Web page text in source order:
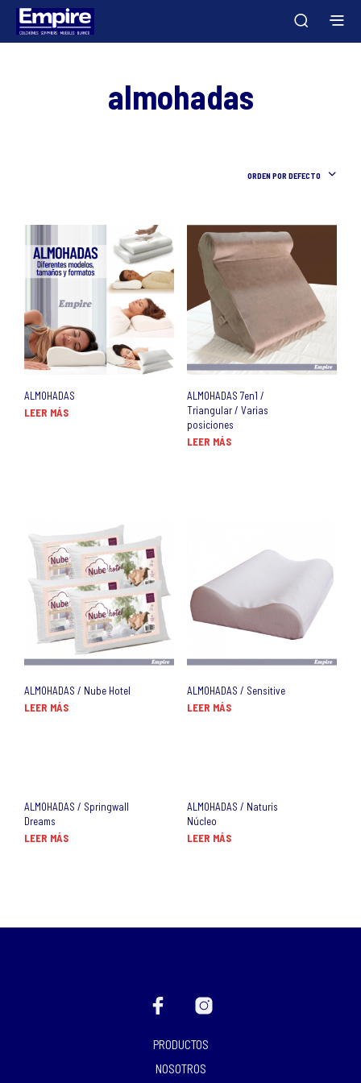
almohadas
ORDEN POR DEFECTO
ALMOHADAS
LEER MÁS
ALMOHADAS 7en1 /
Triangular / Varias
posiciones
LEER MÁS
ALMOHADAS / Nube Hotel
LEER MÁS
ALMOHADAS / Sensitive
LEER MÁS
ALMOHADAS / Springwall
Dreams
LEER MÁS
ALMOHADAS / Naturis
Núcleo
LEER MÁS
PRODUCTOS
NOSOTROS